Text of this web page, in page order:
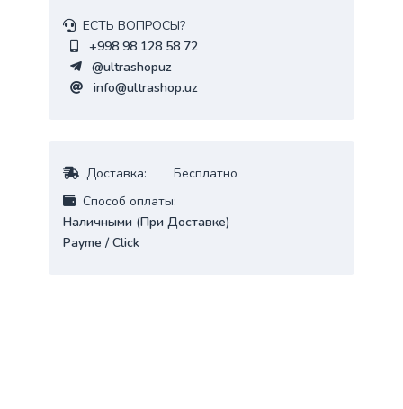
ЕСТЬ ВОПРОСЫ?
+998 98 128 58 72
@ultrashopuz
info@ultrashop.uz
Доставка:
Бесплатно
Cпособ оплаты:
Наличными (При Доставке)
Payme / Click